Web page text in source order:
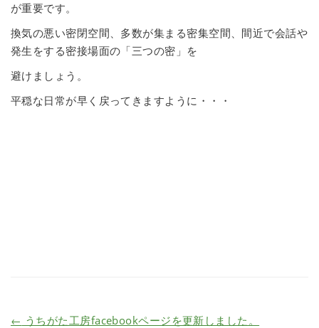
が重要です。
換気の悪い密閉空間、多数が集まる密集空間、間近で会話や
発生をする密接場面の「三つの密」を
避けましょう。
平穏な日常が早く戻ってきますように・・・
← うちがた工房facebookページを更新しました。